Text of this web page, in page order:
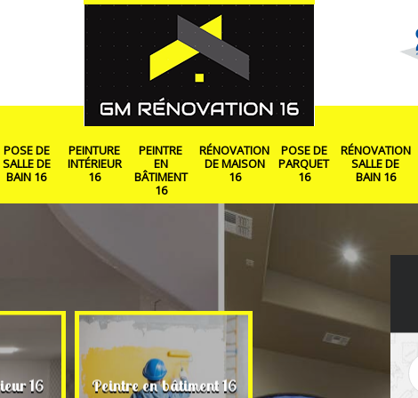
POSE DE
SALLE DE
BAIN 16
PEINTURE
INTÉRIEUR
16
PEINTRE
EN
BÂTIMENT
16
RÉNOVATION
DE MAISON
16
POSE DE
PARQUET
16
RÉNOVATION
SALLE DE
BAIN 16
16 Peintre en bâtiment 16 Rénovation de maison